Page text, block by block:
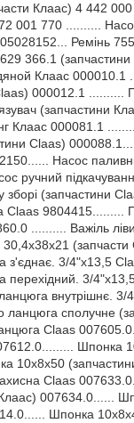
Клаас) 4 442
001 770 ..........
Ремінь
366.1
Клаас 000010.1
000012.1 ..........
(запчастини
Клаас 000081.1
Claas)
Насос
ручний
(запчастини
Claas 9804415.........
.......... Важіль
з'єднає. 3/4"x13,5
перехідний. 3/
внутрішнє. 3/
ланцюга сполучне
Claas
Шпонка
10x8x50
Claas
007634.0......
Шпонка